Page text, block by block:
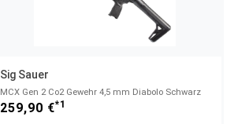
Sig Sauer
MCX Gen 2 Co2 Gewehr 4,5 mm Diabolo Schwarz
259,90 €*1